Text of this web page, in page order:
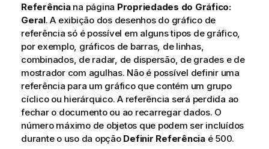
Referênciana página Propriedades do Gráfico:
Geral. A exibição dos desenhos do gráfico de
referência só é possível em alguns tipos de gráfico,
por exemplo, gráficos de barras, de linhas,
combinados, de radar, de dispersão, de grades e de
mostrador com agulhas. Não é possível definir uma
referência para um gráfico que contém um grupo
cíclico ou hierárquico. A referência será perdida ao
fechar o documento ou ao recarregar dados. O
número máximo de objetos que podem ser incluídos
durante o uso da opção Definir Referênciaé 500.